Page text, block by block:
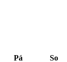
Pá
So